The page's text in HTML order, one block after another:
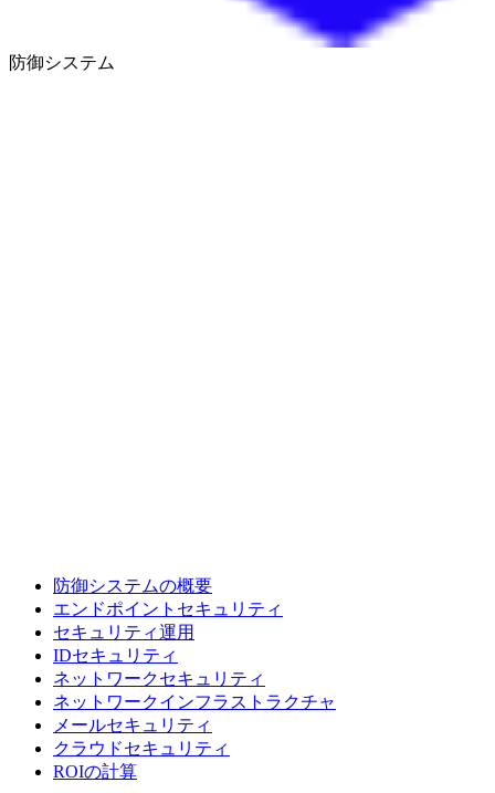
防御システム
防御システムの概要
エンドポイントセキュリティ
セキュリティ運用
IDセキュリティ
ネットワークセキュリティ
ネットワークインフラストラクチャ
メールセキュリティ
クラウドセキュリティ
ROIの計算